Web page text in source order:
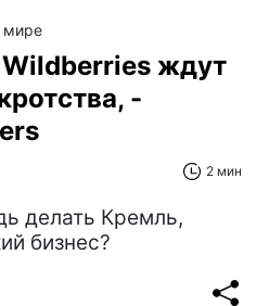
мире
ждут
-
2 мин
делать Кремль,
бизнес?